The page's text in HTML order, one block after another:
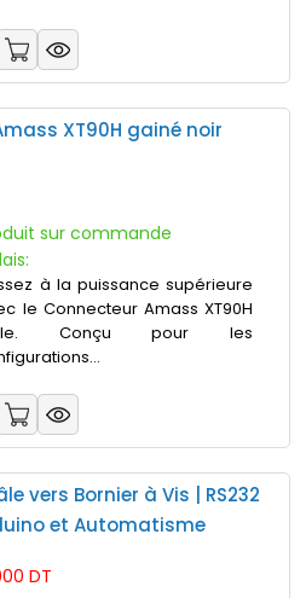
XT90H gainé noir
sur commande
à la puissance supérieure
le Connecteur Amass XT90H
Conçu pour les
vers Bornier à Vis | RS232
et Automatisme
DT